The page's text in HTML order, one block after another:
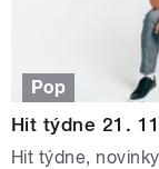
Pop
Hit týdne 21.
Hit týdne,